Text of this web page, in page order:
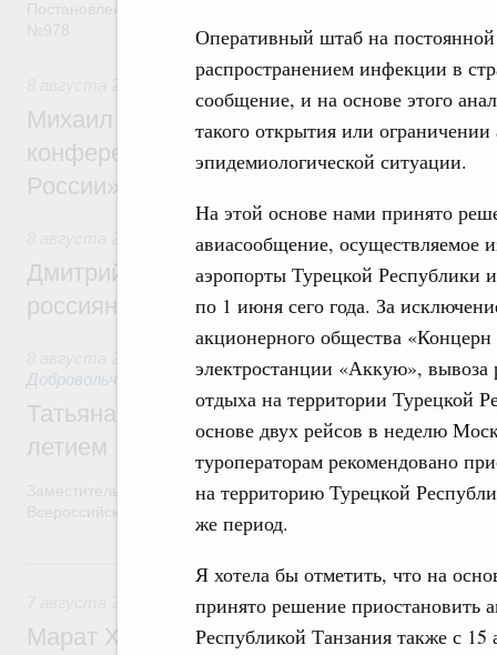
Оперативный штаб на
распространением инфекции в
сообщение, и на основе этого
такого открытия или
эпидемиологической ситуации.
На этой основе нами принято
авиасообщение, осуществляемое
аэропорты Турецкой Республики
по 1 июня сего года. За
акционерного общества
электростанции «Аккую»,
отдыха на территории Турецкой
основе двух рейсов в неделю
туроператорам рекомендовано
на территорию Турецкой
же период.
Я хотела бы отметить, что на
принято решение приостановить
Республикой Танзания также с
Отрасль информационных технологий
Михаил Мишустин дал поручения по
конференции «Цифровая индустрия
России»
Спорт высших достижений и массовый
Дмитрий Чернышенко и Михаил
россиян с Днём физкультурника
Социальные инновации. Некоммерческие
Добровольчество и волонтёрство. Благотворительность
Татьяна Голикова поздравила
летием
Заместитель Председателя Правительства Татьяна Голикова
Экономика городов. Городская среда
Марат Хуснуллин провёл заседание